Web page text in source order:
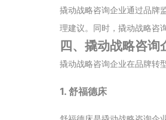
撬动战略咨询企业通过品牌
理建议。同时，撬动战略咨
四、撬动战略咨询
撬动战略咨询企业在品牌转
1. 舒福德床